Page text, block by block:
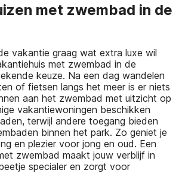
met zwembad in de
vakantie graag wat extra luxe wil
met zwembad in de
keuze. Na een dag wandelen
of fietsen langs het meer is er niets
aan het zwembad met uitzicht op
vakantiewoningen beschikken
terwijl andere toegang bieden
binnen het park. Zo geniet je
en plezier voor jong en oud. Een
zwembad maakt jouw verblijf in
specialer en zorgt voor